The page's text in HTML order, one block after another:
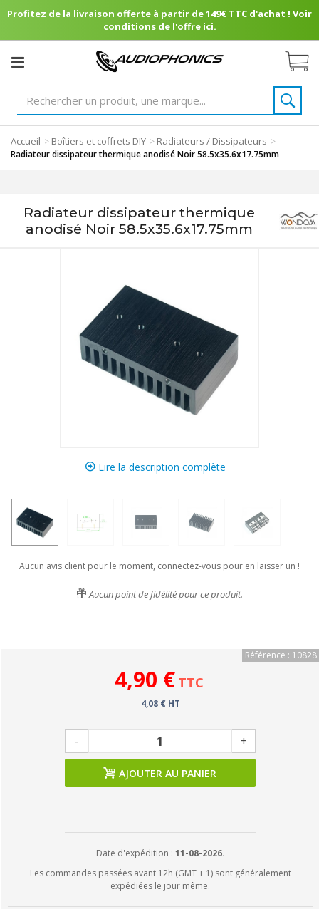
Profitez de la livraison offerte à partir de 149€ TTC d'achat ! Voir
conditions de l'offre ici.
Accueil > Boîtiers et coffrets DIY > Radiateurs / Dissipateurs >
Radiateur dissipateur thermique anodisé Noir 58.5x35.6x17.75mm
Radiateur dissipateur thermique
anodisé Noir 58.5x35.6x17.75mm
Lire la description complète
Aucun avis client pour le moment, connectez-vous pour en laisser un !
Aucun point de fidélité pour ce produit.
Référence : 10828
4,90 € TTC
4,08 € HT
- +
AJOUTER AU PANIER
Date d'expédition : 11-08-2026.
Les commandes passées avant 12h (GMT + 1) sont généralement
expédiées le jour même.